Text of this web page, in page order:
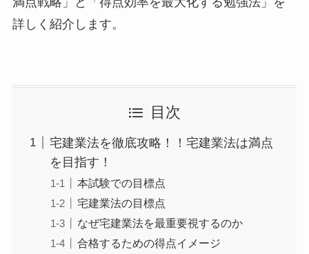
詳しく紹介します。
目次
宅建業法を徹底攻略！！宅建業法は満点
を目指す！
本試験での目標点
宅建業法の目標点
なぜ宅建業法を最重要視するのか
合格するための得点イメージ